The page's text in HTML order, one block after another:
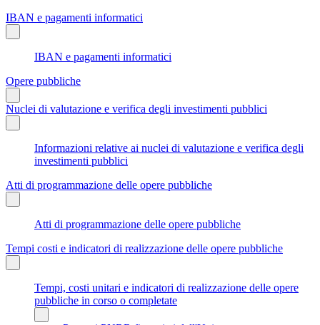
IBAN e pagamenti informatici
IBAN e pagamenti informatici
Opere pubbliche
Nuclei di valutazione e verifica degli investimenti pubblici
Informazioni relative ai nuclei di valutazione e verifica degli
investimenti pubblici
Atti di programmazione delle opere pubbliche
Atti di programmazione delle opere pubbliche
Tempi costi e indicatori di realizzazione delle opere pubbliche
Tempi, costi unitari e indicatori di realizzazione delle opere
pubbliche in corso o completate